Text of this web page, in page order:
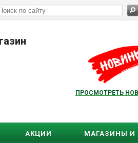
ПРОСМОТРЕТЬ
АКЦИИ МАГАЗИНЫ И